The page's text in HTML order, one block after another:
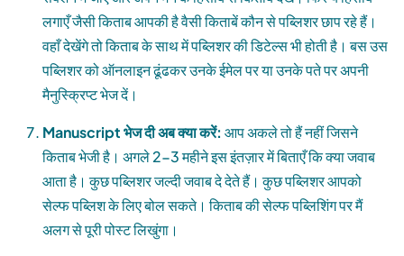
लगाएँ जैसी किताब आपकी है वैसी किताबें कौन से पब्लिशर छाप रहे हैं।
वहाँ देखेंगे तो किताब के साथ में पब्लिशर की डिटेल्स भी होती है। बस उस
पब्लिशर को ऑनलाइन ढूंढकर उनके ईमेल पर या उनके पते पर अपनी
मैनुस्क्रिप्ट भेज दें।
Manuscriptभेजदीअबक्याकरें: आप अकले तो हैं नहीं जिसने
किताब भेजी है। अगले 2-3 महीने इस इंतज़ार में बिताएँ कि क्या जवाब
आता है। कुछ पब्लिशर जल्दी जवाब दे देते हैं। कुछ पब्लिशर आपको
सेल्फ पब्लिश के लिए बोल सकते। किताब की सेल्फ पब्लिशिंग पर मैं
अलग से पूरी पोस्ट लिखुंगा।